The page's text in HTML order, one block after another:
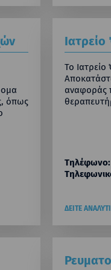
όπως
Το
αναφοράς
Τηλέφωνο:
ΔΕΙΤΕ